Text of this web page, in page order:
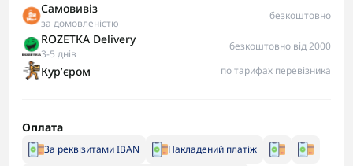
Самовивіз
за домовленістю
безкоштовно
ROZETKA Delivery
3-5 днів
безкоштовно від 2000
Курʼєром по тарифах перевізника
Оплата
За реквізитами IBAN Накладений платіж